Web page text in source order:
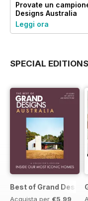
Provate un
Designs Australia
Leggi ora
SPECIAL EDITIONS
Best of Grand
Acquista per €5,99